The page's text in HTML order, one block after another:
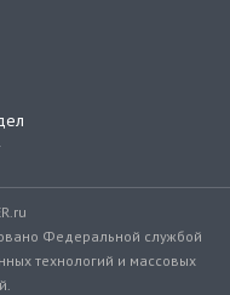
Федеральной службой
технологий и массовых